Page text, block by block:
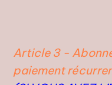
Article 3 -
paiement